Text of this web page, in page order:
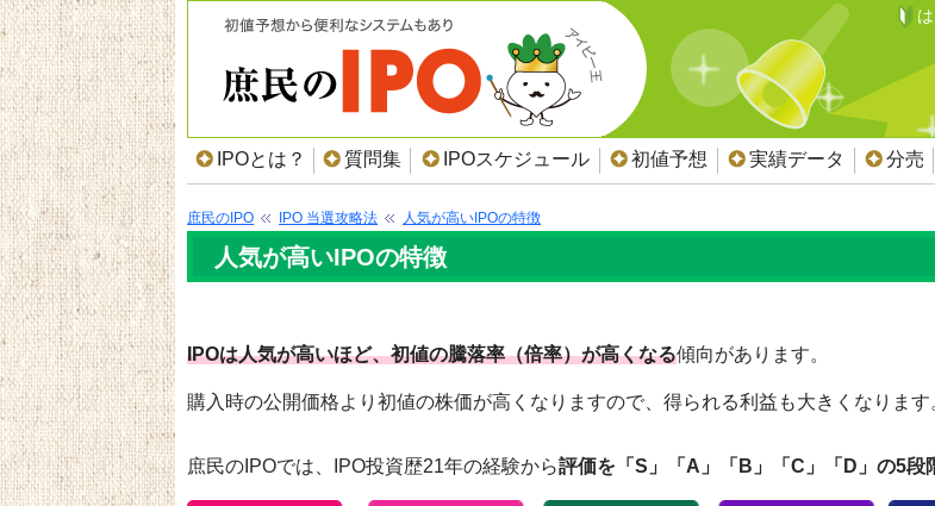
IPOとは？ 質問集 IPOスケジュール 初値予想 実績データ 分売
庶民のIPO IPO 当選攻略法 人気が高いIPOの特徴
人気が高いIPOの特徴
IPOは人気が高いほど、初値の騰落率（倍率）が高くなる傾向があります。
購入時の公開価格より初値の株価が高くなりますので、得られる利益も大きくなります
庶民のIPOでは、IPO投資歴21年の経験から評価を「S」「A」「B」「C」「D」の5段